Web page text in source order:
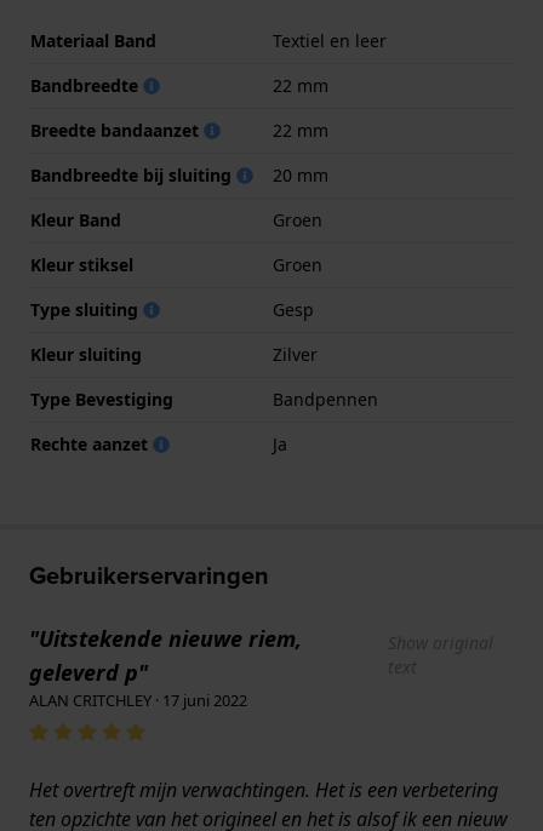
Materiaal Band
Textiel en leer
Bandbreedte
22 mm
Breedte bandaanzet
22 mm
Bandbreedte bij sluiting
20 mm
Kleur Band
Groen
Kleur stiksel
Groen
Type sluiting
Gesp
Kleur sluiting
Zilver
Type Bevestiging
Bandpennen
Rechte aanzet
Ja
Gebruikerservaringen
"Uitstekende nieuwe riem,
geleverd p"
Show original
text
ALAN CRITCHLEY · 17 juni 2022
Het overtreft mijn verwachtingen. Het is een verbetering
ten opzichte van het origineel en het is alsof ik een nieuw